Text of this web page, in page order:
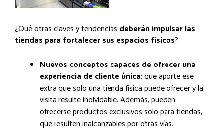
¿Qué otras claves y tendencias deberán impulsar las
tiendas para fortalecer sus espacios físicos?
Nuevos conceptos capaces de ofrecer una
experiencia de cliente única: que aporte ese
extra que solo una tienda física puede ofrecer y la
visita resulte inolvidable. Además, pueden
ofrecerse productos exclusivos solo para tiendas,
que resulten inalcanzables por otras vías.